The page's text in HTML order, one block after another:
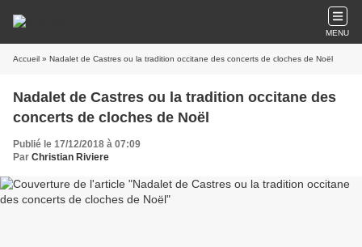
MENU
Accueil » Nadalet de Castres ou la tradition occitane des concerts de cloches de Noël
Nadalet de Castres ou la tradition occitane des
concerts de cloches de Noël
Publié le 17/12/2018 à 07:09
Par Christian Riviere